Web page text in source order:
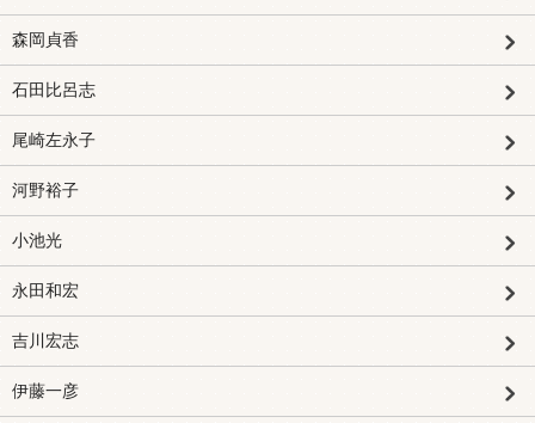
森岡貞香
石田比呂志
尾崎左永子
河野裕子
小池光
永田和宏
吉川宏志
伊藤一彦